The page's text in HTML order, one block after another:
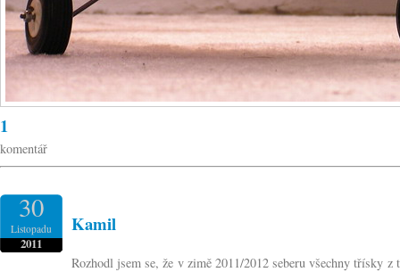
1
komentář
30
Listopadu
2011
Kamil
Rozhodl jsem se, že v zimě 2011/2012 seberu všechny třísky